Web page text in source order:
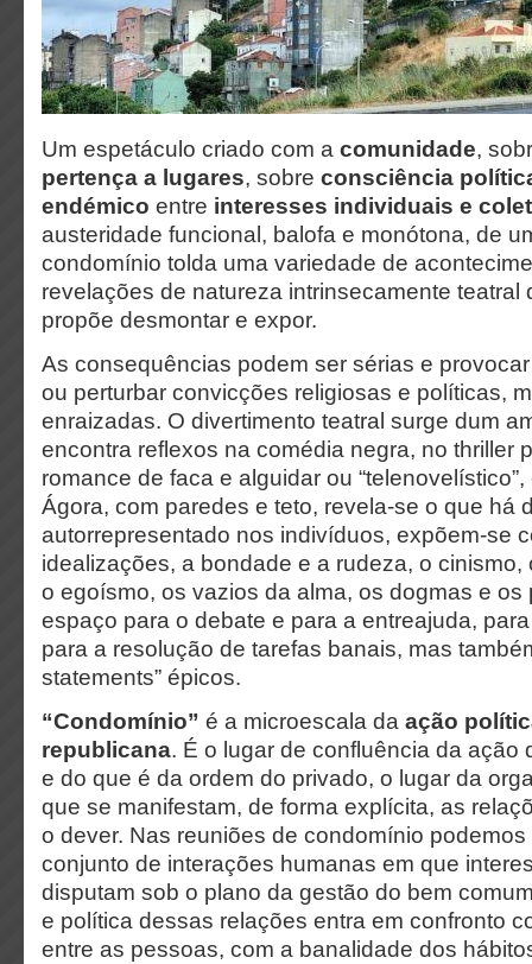
Um espetáculo criado com a comunidade,
pertença a lugares, sobre consciência
endémico entre interesses individuais e
austeridade funcional, balofa e monótona, de
condomínio tolda uma variedade de
revelações de natureza intrinsecamente teatral
propõe desmontar e expor.
As consequências podem ser sérias e
ou perturbar convicções religiosas e políticas,
enraizadas. O divertimento teatral surge dum
encontra reflexos na comédia negra, no thriller
romance de faca e alguidar ou
Ágora, com paredes e teto, revela-se o que há
autorrepresentado nos indivíduos, expõem-se
idealizações, a bondade e a rudeza, o cinismo,
o egoísmo, os vazios da alma, os dogmas e os
espaço para o debate e para a entreajuda,
para a resolução de tarefas banais, mas
statements” épicos.
“Condomínio” é a microescala da ação
republicana. É o lugar de confluência da ação
e do que é da ordem do privado, o lugar da
que se manifestam, de forma explícita, as
o dever. Nas reuniões de condomínio
conjunto de interações humanas em que
disputam sob o plano da gestão do bem
e política dessas relações entra em confronto
entre as pessoas, com a banalidade dos